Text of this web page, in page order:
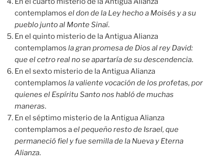
contemplamos el don de la Ley hecho a Moisés y a su
pueblo junto al Monte Sinaí.
En el quinto misterio de la Antigua Alianza
contemplamos la gran promesa de Dios al rey David:
que el cetro real no se apartaría de su descendencia.
En el sexto misterio de la Antigua Alianza
contemplamos la valiente vocación de los profetas, por
quienes el Espíritu Santo nos habló de muchas
maneras.
En el séptimo misterio de la Antigua Alianza
contemplamos ael pequeño resto de Israel, que
permaneció fiel y fue semilla de la Nueva y Eterna
Alianza.